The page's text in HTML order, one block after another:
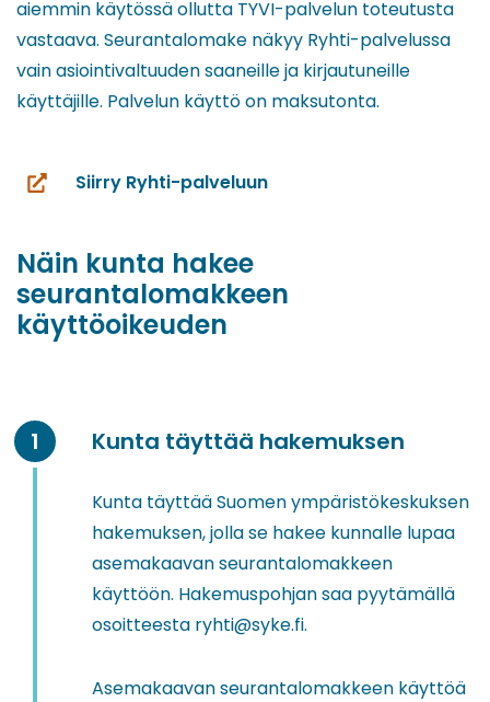
aiemmin käytössä ollutta TYVI-palvelun toteutusta
vastaava. Seurantalomake näkyy Ryhti-palvelussa
vain asiointivaltuuden saaneille ja kirjautuneille
käyttäjille. Palvelun käyttö on maksutonta.
Siirry Ryhti-palveluun
(siirryt
palveluun)
Näin kunta hakee
seurantalomakkeen
käyttöoikeuden
Kunta täyttää hakemuksen
Kunta täyttää Suomen ympäristökeskuksen
hakemuksen,jolla se hakee kunnalle lupaa
asemakaavan seurantalomakkeen
käyttöön. Hakemuspohjan saa pyytämällä
osoitteesta ryhti@syke.fi.
Asemakaavan seurantalomakkeen käyttöä